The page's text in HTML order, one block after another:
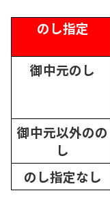
のし指定
御中元のし
御中元以外のの
し
のし指定なし